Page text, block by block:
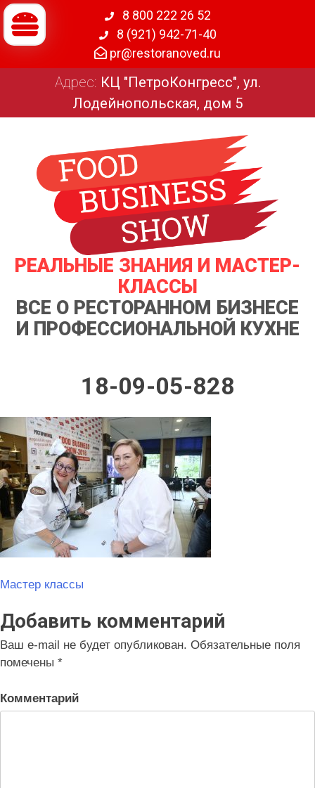
8 800 222 26 52
8 (921) 942-71-40
pr@restoranoved.ru
Адрес: КЦ "ПетроКонгресс", ул.
Лодейнопольская, дом 5
РЕАЛЬНЫЕ ЗНАНИЯ И МАСТЕР-
КЛАССЫ
ВСЕ О РЕСТОРАННОМ БИЗНЕСЕ
И ПРОФЕССИОНАЛЬНОЙ КУХНЕ
18-09-05-828
Навигация
по
записям
Мастер классы
Добавить комментарий
Ваш e-mail не будет опубликован. Обязательные поля
помечены *
Комментарий